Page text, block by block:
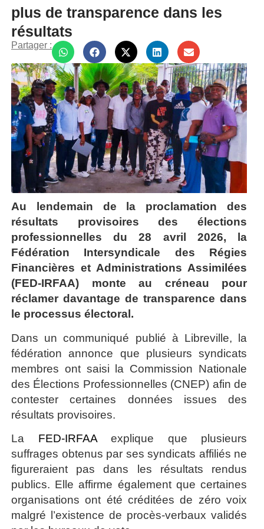
plus de transparence dans les
résultats
Partager :
Au lendemain de la proclamation des
résultats provisoires des élections
professionnelles du 28 avril 2026, la
Fédération Intersyndicale des Régies
Financières et Administrations Assimilées
(FED-IRFAA) monte au créneau pour
réclamer davantage de transparence dans
le processus électoral.
Dans un communiqué publié à Libreville, la
fédération annonce que plusieurs syndicats
membres ont saisi la Commission Nationale
des Élections Professionnelles (CNEP) afin de
contester certaines données issues des
résultats provisoires.
‎La FED-IRFAAexplique que plusieurs
suffrages obtenus par ses syndicats affiliés ne
figureraient pas dans les résultats rendus
publics. Elle affirme également que certaines
organisations ont été créditées de zéro voix
malgré l’existence de procès-verbaux validés